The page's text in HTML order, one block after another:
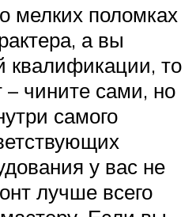
мелких поломках
а вы
квалификации, то
чините сами, но
самого
у вас не
лучше всего